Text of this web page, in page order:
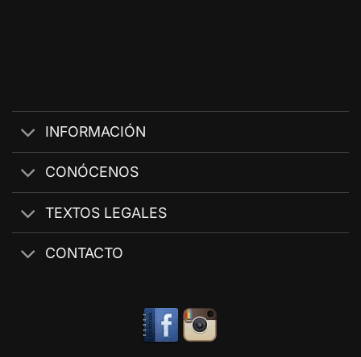
INFORMACIÓN
CONÓCENOS
TEXTOS LEGALES
CONTACTO